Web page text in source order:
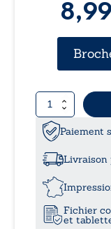
8,99
quantité
de
Soumaoro
Kanté,
roi
l’empire
sosso
Koussata,
Paiement
Fichier
et